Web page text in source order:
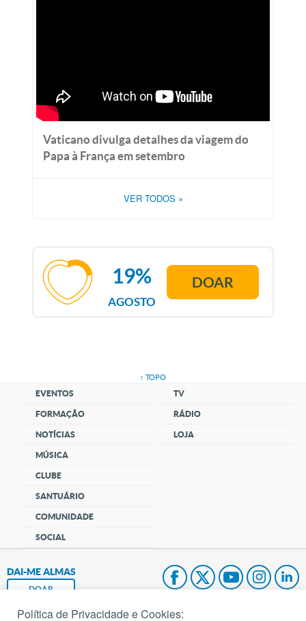
Vaticano divulga detalhes da viagem do
Papa à França em setembro
VER TODOS »
AGOSTO
19% DOAR
↑ TOPO
EVENTOS
FORMAÇÃO
NOTÍCIAS
MÚSICA
CLUBE
SANTUÁRIO
COMUNIDADE
SOCIAL
TV
RÁDIO
LOJA
DAI-ME ALMAS
DOAR
Política de Privacidade e Cookies: